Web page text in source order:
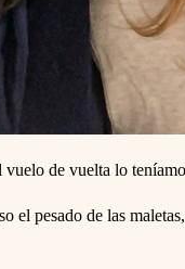
de vuelta lo
el pesado de las